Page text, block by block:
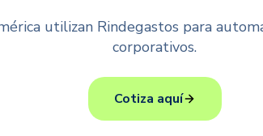
utilizan Rindegastos para
corporativos.
Cotiza aquí